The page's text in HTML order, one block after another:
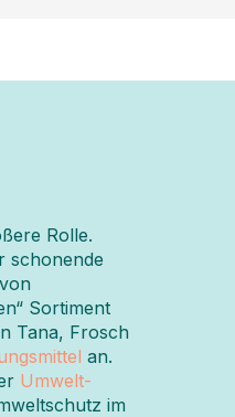
Rolle.
schonende
Sortiment
Tana, Frosch
an.
Umwelt-
im